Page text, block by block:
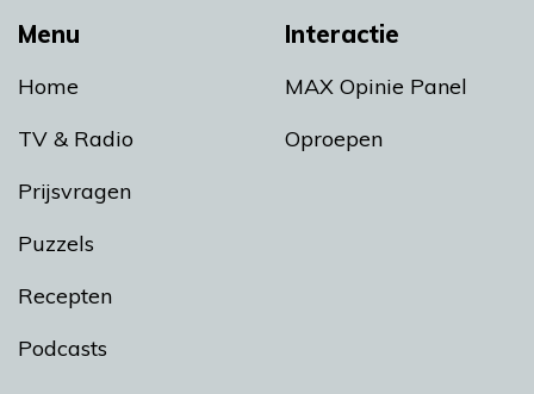
Menu
Home
TV & Radio
Prijsvragen
Puzzels
Recepten
Podcasts
Interactie
MAX Opinie Panel
Oproepen